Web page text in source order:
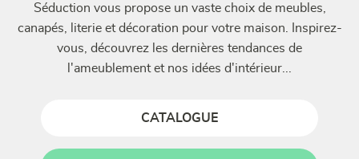
Séduction vous propose un vaste choix de meubles,
canapés, literie et décoration pour votre maison. Inspirez-
vous, découvrez les dernières tendances de
l'ameublement et nos idées d'intérieur...
CATALOGUE